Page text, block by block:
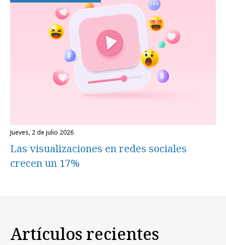
jueves, 2 de julio 2026
Las visualizaciones en redes sociales
crecen un 17%
Artículos recientes